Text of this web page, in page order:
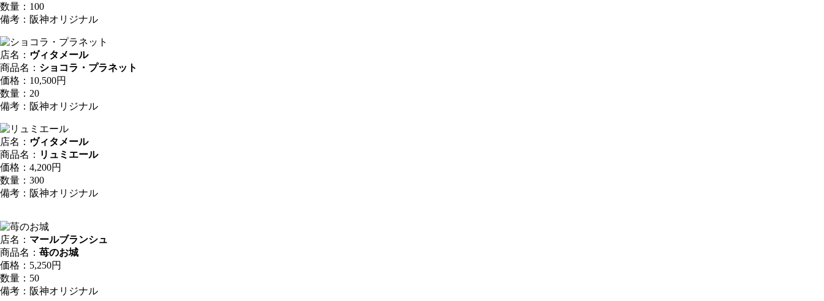
数量：100
備考：阪神オリジナル
店名： ヴィタメール
商品名： ショコラ・プラネット
価格：10,500円
数量：20
備考：阪神オリジナル
店名： ヴィタメール
商品名： リュミエール
価格：4,200円
数量：300
備考：阪神オリジナル
店名： マールブランシュ
商品名： 苺のお城
価格：5,250円
数量：50
備考：阪神オリジナル